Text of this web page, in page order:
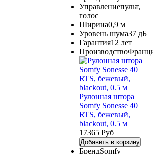
Управлениепульт,
голос
Ширина0,9 м
Уровень шума37 дБ
Гарантия12 лет
Производство
Рулонная штора
Somfy Sonesse 40
RTS, бежевый,
blackout, 0.5 м
17365 Руб
Добавить в корзину
БрендSomfy